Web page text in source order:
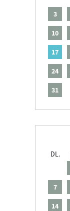
3
10
17
24
31
DL.
7
14